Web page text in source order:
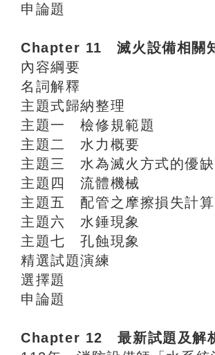
申論題
Chapter 11 滅火設備相關
內容綱要
名詞解釋
主題式歸納整理
主題一 檢修規範題
主題二 水力概要
主題三 水為滅火方式的優
主題四 流體機械
主題五 配管之摩擦損失計算
主題六 水錘現象
主題七 孔蝕現象
精選試題演練
選擇題
申論題
Chapter 12 最新試題及解